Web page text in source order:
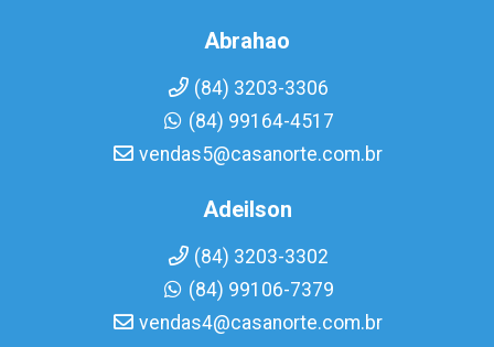
Abrahao
(84) 3203-3306
(84) 99164-4517
vendas5@casanorte.com.br
Adeilson
(84) 3203-3302
(84) 99106-7379
vendas4@casanorte.com.br